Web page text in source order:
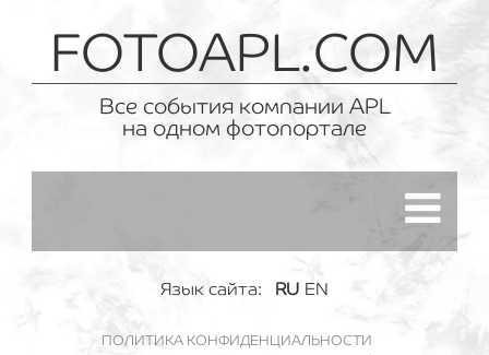
FOTOAPL.COM
Все события компании APL
на одном фотопортале
Язык сайта: RU EN
ПОЛИТИКА КОНФИДЕНЦИАЛЬНОСТИ